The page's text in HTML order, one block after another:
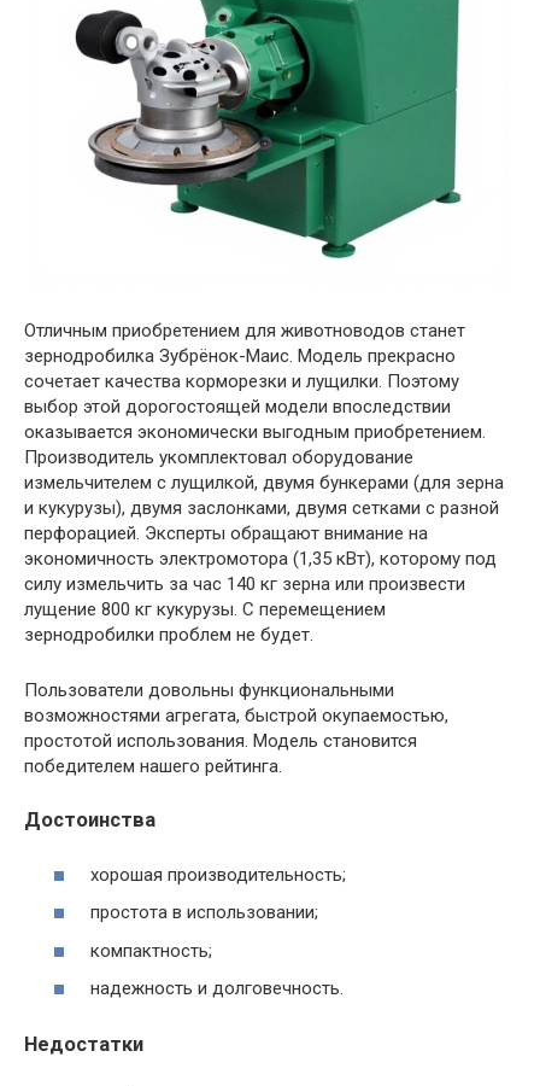
Отличным приобретением для животноводов станет
зернодробилка Зубрёнок-Маис. Модель прекрасно
сочетает качества корморезки и лущилки. Поэтому
выбор этой дорогостоящей модели впоследствии
оказывается экономически выгодным приобретением.
Производитель укомплектовал оборудование
измельчителем с лущилкой, двумя бункерами (для зерна
и кукурузы), двумя заслонками, двумя сетками с разной
перфорацией. Эксперты обращают внимание на
экономичность электромотора (1,35 кВт), которому под
силу измельчить за час 140 кг зерна или произвести
лущение 800 кг кукурузы. С перемещением
зернодробилки проблем не будет.
Пользователи довольны функциональными
возможностями агрегата, быстрой окупаемостью,
простотой использования. Модель становится
победителем нашего рейтинга.
Достоинства
хорошая производительность;
простота в использовании;
компактность;
надежность и долговечность.
Недостатки